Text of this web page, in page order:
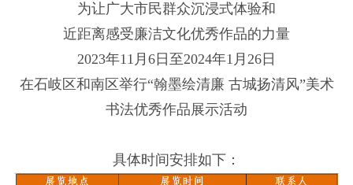
为让广大市民群众沉浸式体验和
近距离感受廉洁文化优秀作品的力量
2023年11月6日至2024年1月26日
在石岐区和南区举行“翰墨绘清廉 古城扬清风”美术
书法优秀作品展示活动
具体时间安排如下：